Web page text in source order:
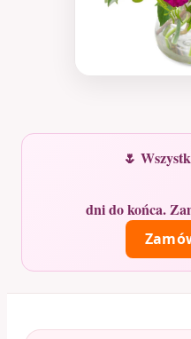
🌷
dni do końca.